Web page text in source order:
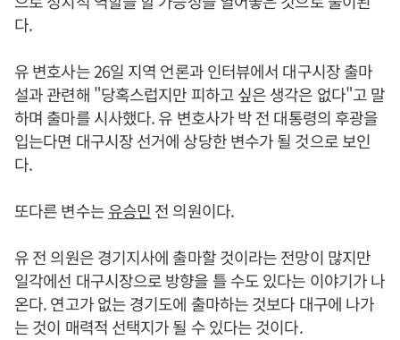
다.
유 변호사는 26일 지역 언론과 인터뷰에서 대구시장 출마
설과 관련해 "당혹스럽지만 피하고 싶은 생각은 없다"고 말
하며 출마를 시사했다. 유 변호사가 박 전 대통령의 후광을
입는다면 대구시장 선거에 상당한 변수가 될 것으로 보인
다.
또다른 변수는유승민 전 의원이다.
유 전 의원은 경기지사에 출마할 것이라는 전망이 많지만
일각에선 대구시장으로 방향을 틀 수도 있다는 이야기가 나
온다. 연고가 없는 경기도에 출마하는 것보다 대구에 나가
는 것이 매력적 선택지가 될 수 있다는 것이다.